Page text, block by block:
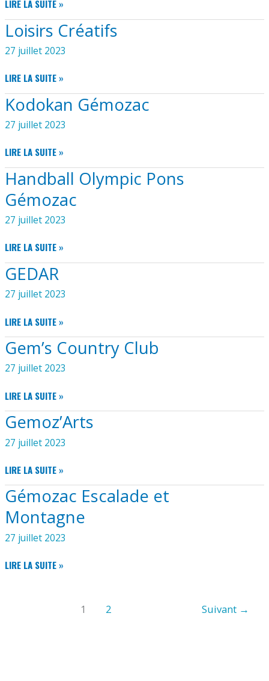
GÉMOZAC
SECOURS
CATHOLIQUE
LIRE LA SUITE »
Loisirs Créatifs
27 juillet 2023
LOISIRS
CRÉATIFS
LIRE LA SUITE »
Kodokan Gémozac
27 juillet 2023
KODOKAN
GÉMOZAC
LIRE LA SUITE »
Handball Olympic Pons
Gémozac
27 juillet 2023
HANDBALL
OLYMPIC
PONS
LIRE LA SUITE »
GEDAR
27 juillet 2023
GEDAR
LIRE LA SUITE »
Gem’s Country Club
27 juillet 2023
GEM’S
COUNTRY
CLUB
LIRE LA SUITE »
Gemoz’Arts
27 juillet 2023
GEMOZ’ARTS
LIRE LA SUITE »
Gémozac Escalade et
Montagne
27 juillet 2023
GÉMOZAC
LIRE LA SUITE »
1 2 Suivant →